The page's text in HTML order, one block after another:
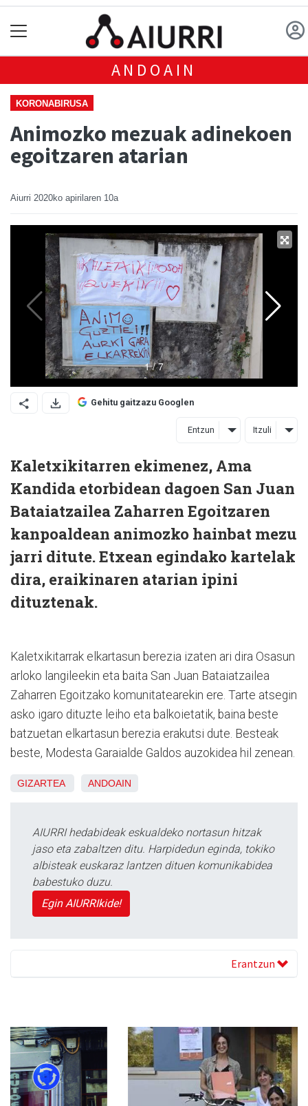
ANDOAIN
KORONABIRUSA
Animozko mezuak adinekoen
egoitzaren atarian
Aiurri 2020ko apirilaren 10a
Gehitu gaitzazu Googlen
Entzun Itzuli
Kaletxikitarren ekimenez, Ama
Kandida etorbidean dagoen San Juan
Bataiatzailea Zaharren Egoitzaren
kanpoaldean animozko hainbat mezu
jarri ditute. Etxean egindako kartelak
dira, eraikinaren atarian ipini
dituztenak.
Kaletxikitarrak elkartasun berezia izaten ari dira Osasun
arloko langileekin eta baita San Juan Bataiatzailea
Zaharren Egoitzako komunitatearekin ere. Tarte atsegin
asko igaro dituzte leiho eta balkoietatik, baina beste
batzuetan elkartasun berezia erakutsi dute. Besteak
beste, Modesta Garaialde Galdos auzokidea hil zenean.
GIZARTEA ANDOAIN
AIURRI hedabideak eskualdeko nortasun hitzak
jaso eta zabaltzen ditu. Harpidedun eginda, tokiko
albisteak euskaraz lantzen dituen komunikabidea
babestuko duzu.
Egin AIURRIkide!
Erantzun